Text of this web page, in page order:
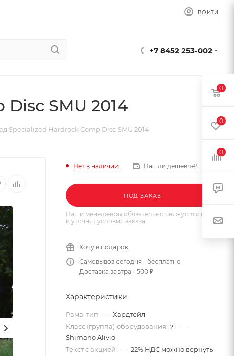
ВОЙТИ
+7 8452 253-002
SMU 2014
Specialized Hardrock Comp Disc SMU 2014
Нет в наличии Нашли дешевле?
ПОД ЗАКАЗ
Наши менеджеры обязательно свяжутся с вами
и уточнят условия заказа
Хочу в подарок
Самовывоз сегодня - бесплатно
Доставка завтра - 500 ₽
Характеристики
Рама: тип — Хардтейл
Класс (группа) оборудования
?
—
Shimano Alivio
Текст с акцией — 22% НДС можно вернуть
0
0
0